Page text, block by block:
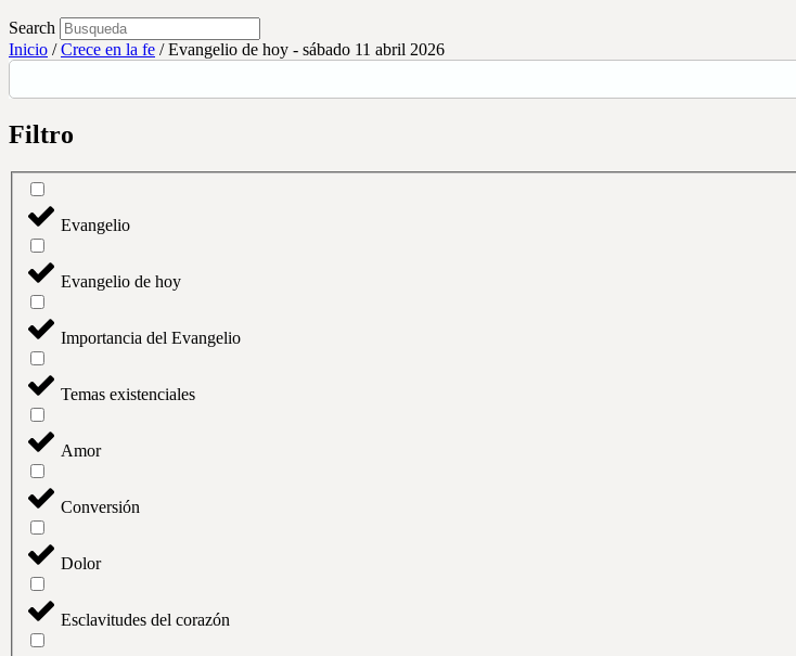
Search
Inicio /Crece en la fe /Evangelio de hoy - sábado 11 abril 2026
Filtro
Evangelio
Evangelio de hoy
Importancia del Evangelio
Temas existenciales
Amor
Conversión
Dolor
Esclavitudes del corazón